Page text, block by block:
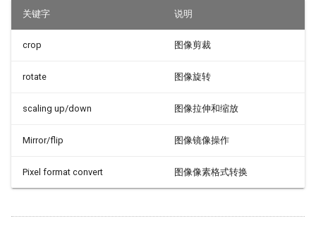
2.14.
关键字 说明
crop 图像剪裁
rotate 图像旋转
scaling up/down 图像拉伸和缩放
Mirror/flip 图像镜像操作
Pixel format convert 图像像素格式转换